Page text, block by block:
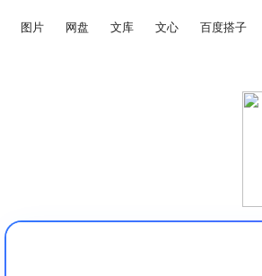
图片 网盘 文库 文心 百度搭子